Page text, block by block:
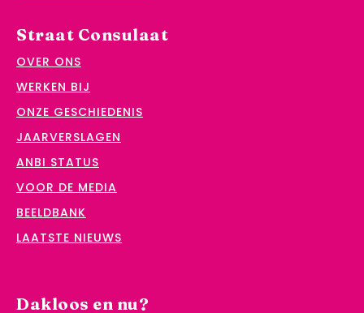
Straat Consulaat
OVER ONS
WERKEN BIJ
ONZE GESCHIEDENIS
JAARVERSLAGEN
ANBI STATUS
VOOR DE MEDIA
BEELDBANK
LAATSTE NIEUWS
Dakloos en nu?